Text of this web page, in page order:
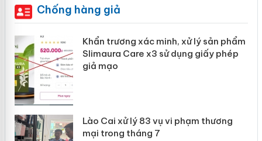
Chống hàng giả
Khẩn trương xác minh, xử lý sản phẩm
Slimaura Care x3 sử dụng giấy phép
giả mạo
Lào Cai xử lý 83 vụ vi phạm thương
mại trong tháng 7